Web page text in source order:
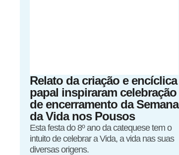
Relato da criação e encíclica
papal inspiraram celebração
de encerramento da Semana
da Vida nos Pousos
Esta festa do 8º ano da catequese tem o
intuito de celebrar a Vida, a vida nas suas
diversas origens.